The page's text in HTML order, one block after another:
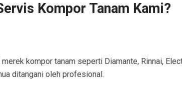
Kompor Tanam Kami?
kompor tanam seperti Diamante, Rinnai,
ditangani oleh profesional.